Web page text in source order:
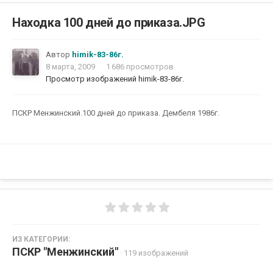
Находка 100 дней до приказа.JPG
Автор himik-83-86г.
8 марта, 2009
1 686 просмотров
Просмотр изображений himik-83-86г.
ПСКР Менжинский.100 дней до приказа. Дембеля 1986г.
ИЗ КАТЕГОРИИ:
ПСКР "Менжинский" · 119 изображений